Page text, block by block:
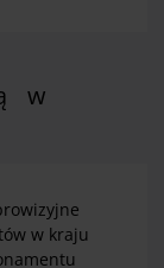
w
w kraju